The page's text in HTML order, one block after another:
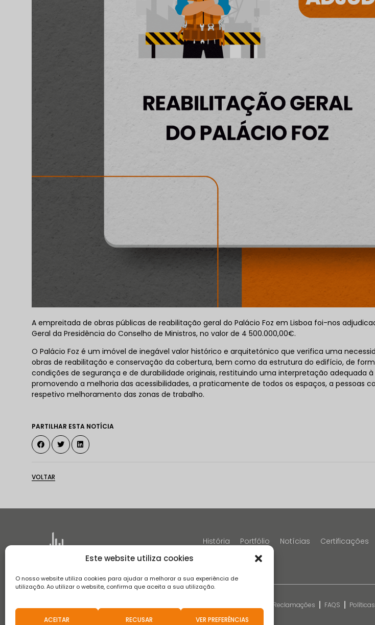
Este website utiliza cookies
O nosso website utiliza cookies para ajudar a melhorar a sua experiência de
utilização. Ao utilizar o website, confirma que aceita a sua utilização.
ACEITAR RECUSAR VER PREFERÊNCIAS
A empreitada de obras públicas de reabilitação geral do Palácio Foz em Lisboa foi-nos
Geral da Presidência do Conselho de Ministros, no valor de 4 500.000,00€.
O Palácio Foz é um imóvel de inegável valor histórico e arquitetónico que verifica uma
obras de reabilitação e conservação da cobertura, bem como da estrutura do edifício, de
condições de segurança e de durabilidade originais, restituindo uma interpretação adequada
promovendo a melhoria das acessibilidades, a praticamente de todos os espaços, a pessoas
respetivo melhoramento das zonas de trabalho.
PARTILHAR ESTA NOTÍCIA
VOLTAR
História Portfólio Notícias Certificações
Livro de Reclamações FAQS
Aviso de Privacidade de Recrutamento